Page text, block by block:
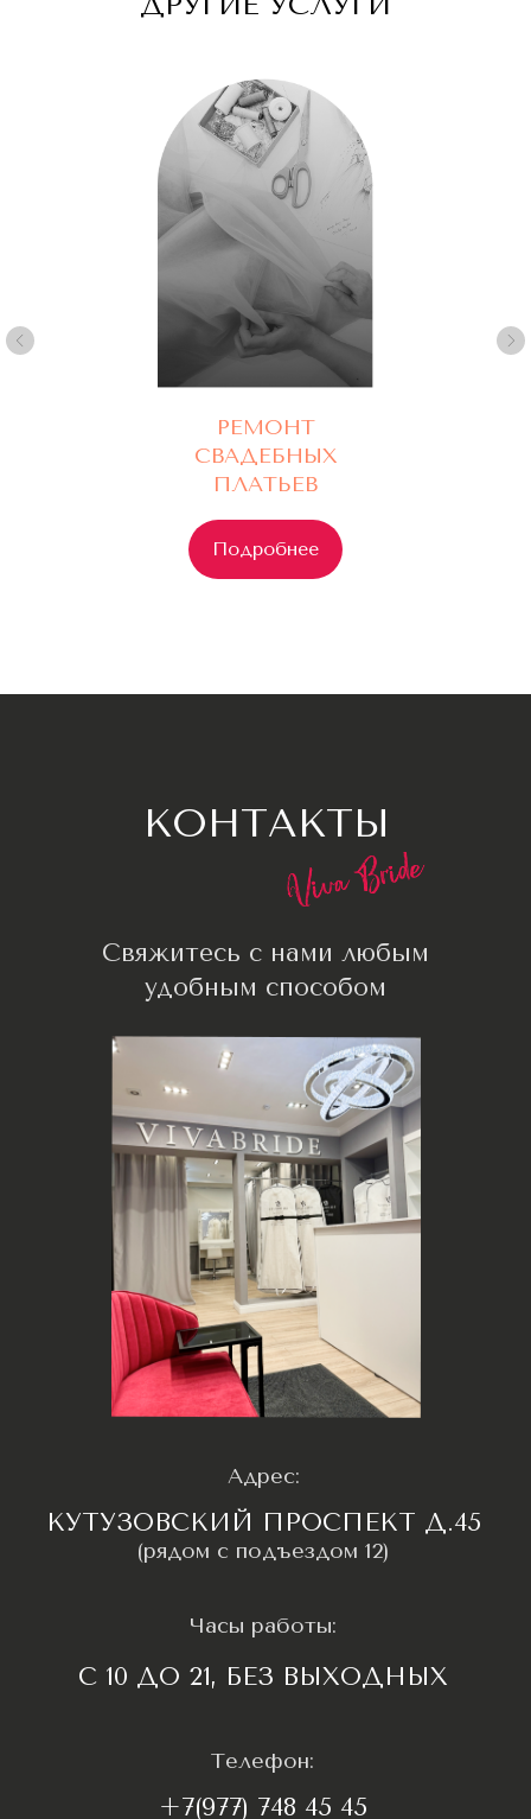
РЕМОНТ
СВАДЕБНЫХ
ПЛАТЬЕВ
Подробнее